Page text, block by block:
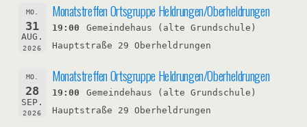
MO.
31
AUG.
2026
Monatstreffen Ortsgruppe Heldrungen/Oberheldrungen
19:00
Gemeindehaus (alte Grundschule)
Hauptstraße 29 Oberheldrungen
MO.
28
SEP.
2026
Monatstreffen Ortsgruppe Heldrungen/Oberheldrungen
19:00
Gemeindehaus (alte Grundschule)
Hauptstraße 29 Oberheldrungen